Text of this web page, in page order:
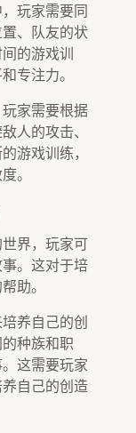
玩家需要同
、队友的状
的游戏训
专注力。
家需要根据
人的攻击、
游戏训练，
。
界，玩家可
。这对于培
助。
养自己的创
种族和职
这需要玩家
自己的创造